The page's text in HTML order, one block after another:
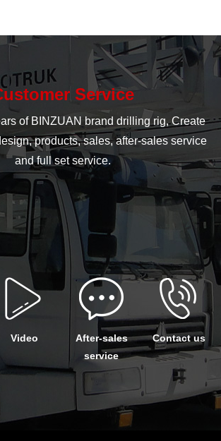
Service
of BINZUAN brand drilling rig, Create
products, sales, after-sales service
and full set service.
Video
After-sales
service
Contact us